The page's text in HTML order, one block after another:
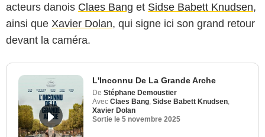
acteurs danois Claes Bang et Sidse Babett Knudsen,
ainsi que Xavier Dolan, qui signe ici son grand retour
devant la caméra.
L'Inconnu De La Grande Arche
De Stéphane Demoustier
Avec Claes Bang Sidse Babett Knudsen
Xavier Dolan
Sortie le 5 novembre 2025